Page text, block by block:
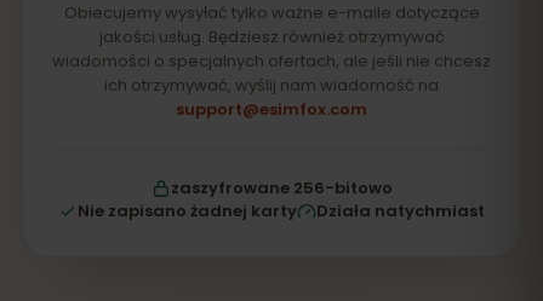
Obiecujemy wysyłać tylko ważne e-maile dotyczące
jakości usług. Będziesz również otrzymywać
wiadomości o specjalnych ofertach, ale jeśli nie chcesz
ich otrzymywać, wyślij nam wiadomość na
support@esimfox.com
zaszyfrowane 256-bitowo
Nie zapisano żadnej karty
Działa natychmiast